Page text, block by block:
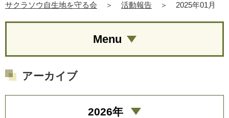
サクラソウ自生地を守る会
＞ 活動報告 ＞ 2025年01月
Menu
アーカイブ
2026年